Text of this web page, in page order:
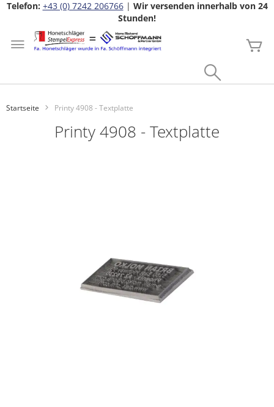
Telefon: +43 (0) 7242 206766| Wir versenden innerhalb von 24
Stunden!
Zum
Inhalt
springen
Startseite Printy 4908 - Textplatte
Printy 4908 - Textplatte